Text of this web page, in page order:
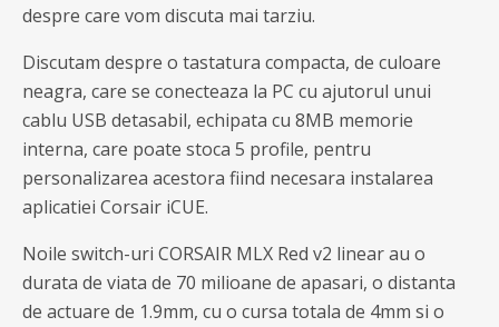
despre care vom discuta mai tarziu.
Discutam despre o tastatura compacta, de culoare
neagra, care se conecteaza la PC cu ajutorul unui
cablu USB detasabil, echipata cu 8MB memorie
interna, care poate stoca 5 profile, pentru
personalizarea acestora fiind necesara instalarea
aplicatiei Corsair iCUE.
Noile switch-uri CORSAIR MLX Red v2 linear au o
durata de viata de 70 milioane de apasari, o distanta
de actuare de 1.9mm, cu o cursa totala de 4mm si o